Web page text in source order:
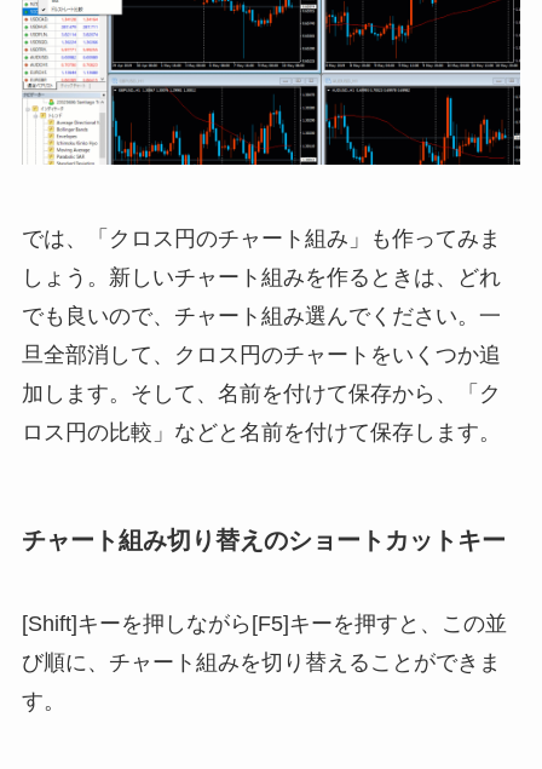
では、「クロス円のチャート組み」も作ってみま
しょう。新しいチャート組みを作るときは、どれ
でも良いので、チャート組み選んでください。一
旦全部消して、クロス円のチャートをいくつか追
加します。そして、名前を付けて保存から、「ク
ロス円の比較」などと名前を付けて保存します。
チャート組み切り替えのショートカットキー
[Shift]キーを押しながら[F5]キーを押すと、この並
び順に、チャート組みを切り替えることができま
す。